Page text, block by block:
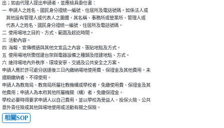
出；如由代理人提出申請者，並應檢具委任書：
一  申請人之姓名、國民身分證統一編號、住居所及電話號碼。如係法人或
    其他設有管理人或代表人之團體，其名稱、事務所或營業所、管理人或
    代表人之姓名、國民身分證統一編號、住居所及電話號碼。
二  使用場地之目的、方式、範圍及起訖時間。
三  活動內容。
四  海報、宣傳標語與其他文宣品之內容、張貼地點及方式。
五  使用場地所需搭建台架與電器設備之種類及搭建地點、方式。
六  維持場地內外秩序、環境安寧、交通及公共安全之方案。
申請人應於許可處分送達後三日內繳納場地使用費、保證金及其他費用。未
遵期繳納者，不得使用。
申請人為教育局、教育局所屬社教機構或學校者，免繳使用費、保證金及其
他費用；申請人為本府其他所屬機關（構）者，免繳保證金。
學校必要時得要求申請人以自己費用，並以學校為受益人，投保火險、公共
意外責任險或其他與場地使用或活動有關之保險。
相關SOP